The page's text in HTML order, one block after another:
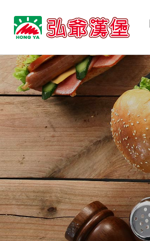
弘
爺
際
企
業
股
份
有
限
公
司
美
味
餐
點